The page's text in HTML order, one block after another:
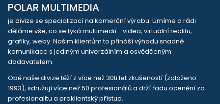
POLAR MULTIMEDIA
je divize se specializací na komerční výrobu. Umíme a rádi
děláme vše, co se týká multimedií - videa, virtuální realitu,
grafiky, weby. Našim klientům to přináší výhodu snadné
komunikace s jediným univerzálním a osvědčeným
dodavatelem.
Obě naše divize těží z více než 30ti let zkušeností (založeno
1993), sdružují více než 50 profesionálů a drží řadu ocenění za
profesionalitu a proklientský přístup.